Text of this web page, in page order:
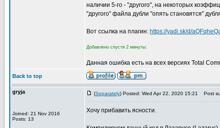
наличии 5-го - "другого", на некоторых
"другого" файла дубли "опять становятся"
Вот ссылка на плагин: https://yadi.sk/d/
Добавлено спустя 2 минуты:
Данная ошибка есть на всех версиях Total
Back to top
gryja
Joined: 21 Nov 2016
Posts: 13
(Separately) Posted: Wed Apr 22, 2020 15:21 Post
Хочу прибавить ясности.